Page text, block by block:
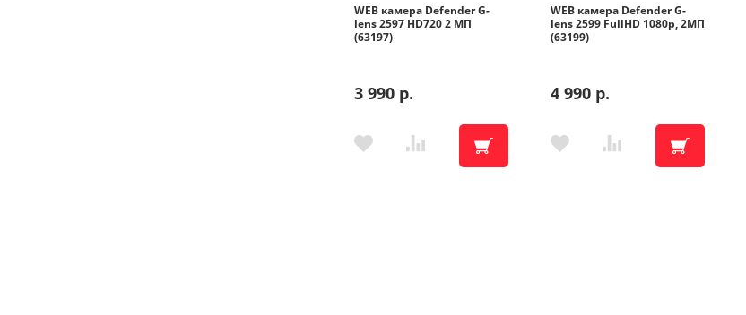
WEB камера Defender G-
lens 2597 HD720 2 МП
(63197)
3 990 р.
WEB камера Defender G-
lens 2599 FullHD 1080p, 2МП
(63199)
4 990 р.